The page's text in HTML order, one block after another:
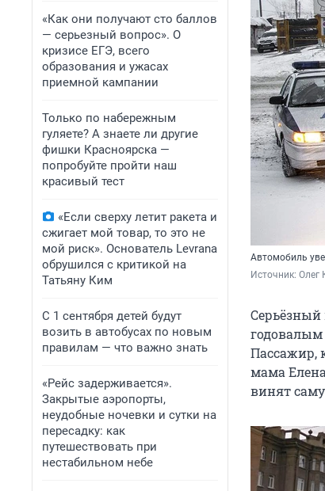
«Как они получают сто баллов
— серьезный вопрос». О
кризисе ЕГЭ, всего
образования и ужасах
приемной кампании
Только по набережным
гуляете? А знаете ли другие
фишки Красноярска —
попробуйте пройти наш
красивый тест
«Если сверху летит ракета и
сжигает мой товар, то это не
мой риск». Основатель Levrana
обрушился с критикой на
Татьяну Ким
С 1 сентября детей будут
возить в автобусах по новым
правилам — что важно знать
«Рейс задерживается».
Закрытые аэропорты,
неудобные ночевки и сутки на
пересадку: как
путешествовать при
нестабильном небе
Автомобиль
Источник: Олег
Серьёзный
годовалым
Пассажир,
мама
винят